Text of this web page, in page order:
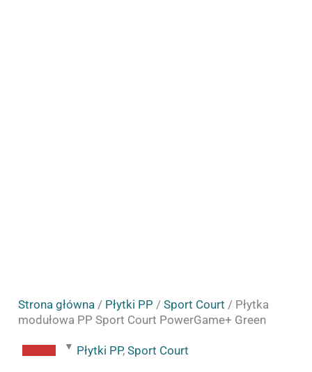
Strona główna / Płytki PP /Sport Court / Płytka
modułowa PP Sport Court PowerGame+ Green
Płytki PP,Sport Court